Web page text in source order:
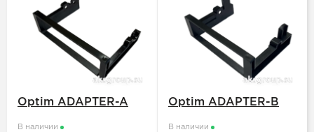
Optim ADAPTER-A
В наличии
Optim ADAPTER-B
В наличии